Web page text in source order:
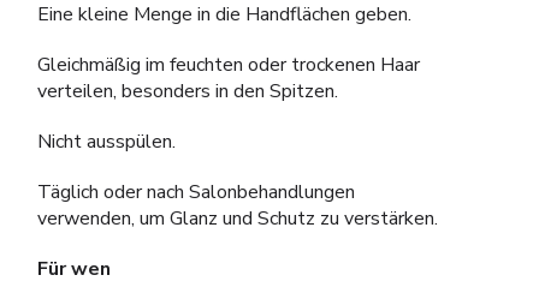
Eine kleine Menge in die Handflächen geben.
Gleichmäßig im feuchten oder trockenen Haar
verteilen, besonders in den Spitzen.
Nicht ausspülen.
Täglich oder nach Salonbehandlungen
verwenden, um Glanz und Schutz zu verstärken.
Für wen